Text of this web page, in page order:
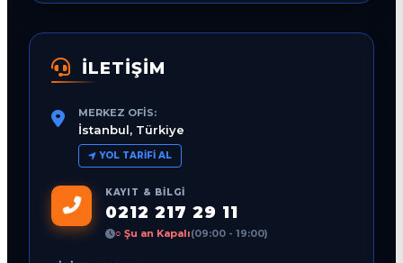
İLETİŞİM
MERKEZ OFIS:
İstanbul, Türkiye
YOL TARIFI AL
KAYIT & BILGI
0212 217 29 11
○ Şu an Kapalı(09:00 - 19:00)